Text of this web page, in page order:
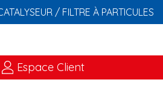
/ FILTRE À PARTICULES
Espace Client